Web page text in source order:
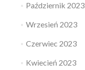
Październik 2023
Wrzesień 2023
Czerwiec 2023
Kwiecień 2023